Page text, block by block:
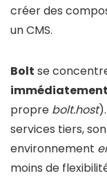
créer des
un CMS.
Bolt se
immédiatement
propre bolt.host
services tiers,
environnement
moins de